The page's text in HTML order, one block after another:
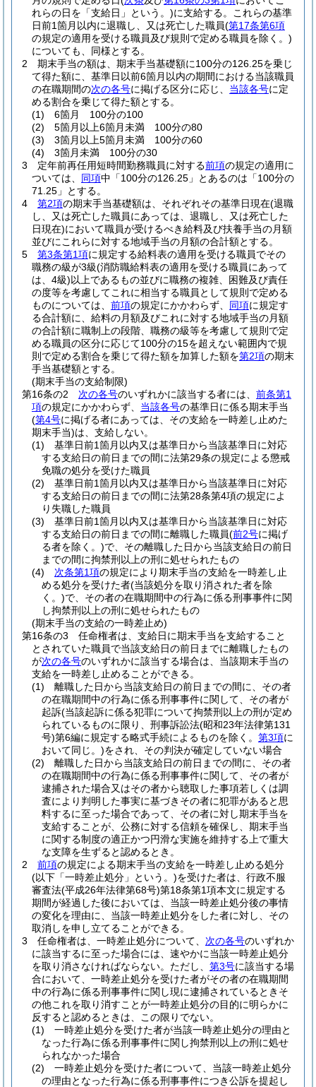
れらの日を「支給日」という。)に支給する。
これらの基準
日前1箇月以内に退職し、又は死亡した職員(第17条第6項
の規定の適用を受ける職員及び規則で定める職員を除く。)
についても、同様とする。
2
期末手当の額は、期末手当基礎額に100分の126.25を乗じ
て得た額に、基準日以前6箇月以内の期間における当該職員
の在職期間の次の各号に掲げる区分に応じ、 当該各号に定
める割合を乗じて得た額とする。
(1)
6箇月 100分の100
(2)
5箇月以上6箇月未満 100分の80
(3)
3箇月以上5箇月未満 100分の60
(4)
3箇月未満 100分の30
3
定年前再任用短時間勤務職員に対する前項の規定の適用に
ついては、 同項中「100分の126.25」とあるのは「100分の
71.25」とする。
4
第2項の期末手当基礎額は、それぞれその基準日現在(退職
し、又は死亡した職員にあっては、退職し、又は死亡した
日現在)において職員が受けるべき給料及び扶養手当の月額
並びにこれらに対する地域手当の月額の合計額とする。
5
第3条第1項に規定する給料表の適用を受ける職員でその
職務の級が3級(消防職給料表の適用を受ける職員にあって
は、4級)以上であるもの並びに職務の複雑、困難及び責任
の度等を考慮してこれに相当する職員として規則で定める
ものについては、 前項の規定にかかわらず、 同項に規定す
る合計額に、給料の月額及びこれに対する地域手当の月額
の合計額に職制上の段階、職務の級等を考慮して規則で定
める職員の区分に応じて100分の15を超えない範囲内で規
則で定める割合を乗じて得た額を加算した額を第2項の期末
手当基礎額とする。
(期末手当の支給制限)
第16条の2
次の各号のいずれかに該当する者には、 前条第1
項の規定にかかわらず、 当該各号の基準日に係る期末手当
(第4号に掲げる者にあっては、その支給を一時差し止めた
期末手当)は、支給しない。
(1)
基準日前1箇月以内又は基準日から当該基準日に対応
する支給日の前日までの間に法第29条の規定による懲戒
免職の処分を受けた職員
(2)
基準日前1箇月以内又は基準日から当該基準日に対応
する支給日の前日までの間に法第28条第4項の規定によ
り失職した職員
(3)
基準日前1箇月以内又は基準日から当該基準日に対応
する支給日の前日までの間に離職した職員(前2号に掲げ
る者を除く。)で、その離職した日から当該支給日の前日
までの間に拘禁刑以上の刑に処せられたもの
(4)
次条第1項の規定により期末手当の支給を一時差し止
める処分を受けた者(当該処分を取り消された者を除
く。)で、その者の在職期間中の行為に係る刑事事件に関
し拘禁刑以上の刑に処せられたもの
(期末手当の支給の一時差止め)
第16条の3
任命権者は、支給日に期末手当を支給すること
とされていた職員で当該支給日の前日までに離職したもの
が次の各号のいずれかに該当する場合は、当該期末手当の
支給を一時差し止めることができる。
(1)
離職した日から当該支給日の前日までの間に、その者
の在職期間中の行為に係る刑事事件に関して、その者が
起訴(当該起訴に係る犯罪について拘禁刑以上の刑が定め
られているものに限り、刑事訴訟法(昭和23年法律第131
号)第6編に規定する略式手続によるものを除く。 第3項に
おいて同じ。)をされ、その判決が確定していない場合
(2)
離職した日から当該支給日の前日までの間に、その者
の在職期間中の行為に係る刑事事件に関して、その者が
逮捕された場合又はその者から聴取した事項若しくは調
査により判明した事実に基づきその者に犯罪があると思
料するに至った場合であって、その者に対し期末手当を
支給することが、公務に対する信頼を確保し、期末手当
に関する制度の適正かつ円滑な実施を維持する上で重大
な支障を生ずると認めるとき。
2
前項の規定による期末手当の支給を一時差し止める処分
(以下「一時差止処分」という。)を受けた者は、行政不服
審査法(平成26年法律第68号)第18条第1項本文に規定する
期間が経過した後においては、当該一時差止処分後の事情
の変化を理由に、当該一時差止処分をした者に対し、その
取消しを申し立てることができる。
3
任命権者は、一時差止処分について、 次の各号のいずれか
に該当するに至った場合には、速やかに当該一時差止処分
を取り消さなければならない。 ただし、 第3号に該当する場
合において、一時差止処分を受けた者がその者の在職期間
中の行為に係る刑事事件に関し現に逮捕されているときそ
の他これを取り消すことが一時差止処分の目的に明らかに
反すると認めるときは、この限りでない。
(1)
一時差止処分を受けた者が当該一時差止処分の理由と
なった行為に係る刑事事件に関し拘禁刑以上の刑に処せ
られなかった場合
(2)
一時差止処分を受けた者について、当該一時差止処分
の理由となった行為に係る刑事事件につき公訴を提起し